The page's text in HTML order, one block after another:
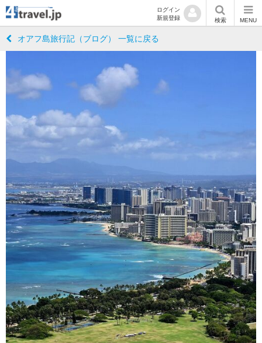
ログイン
新規登録
検索 MENU
オアフ島旅行記（ブログ） 一覧に戻る